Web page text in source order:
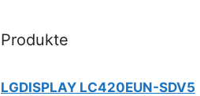
Produkte
LGDISPLAY LC420EUN-SDV5